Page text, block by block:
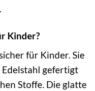
Kinder?
für Kinder. Sie
gefertigt
Stoffe. Die glatte